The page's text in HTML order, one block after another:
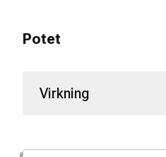
Potet
Virkning